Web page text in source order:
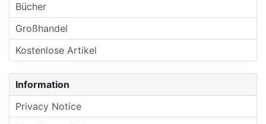
Bücher
Großhandel
Kostenlose Artikel
Information
Privacy Notice